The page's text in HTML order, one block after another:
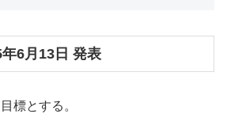
年6月13日 発表
標とする。